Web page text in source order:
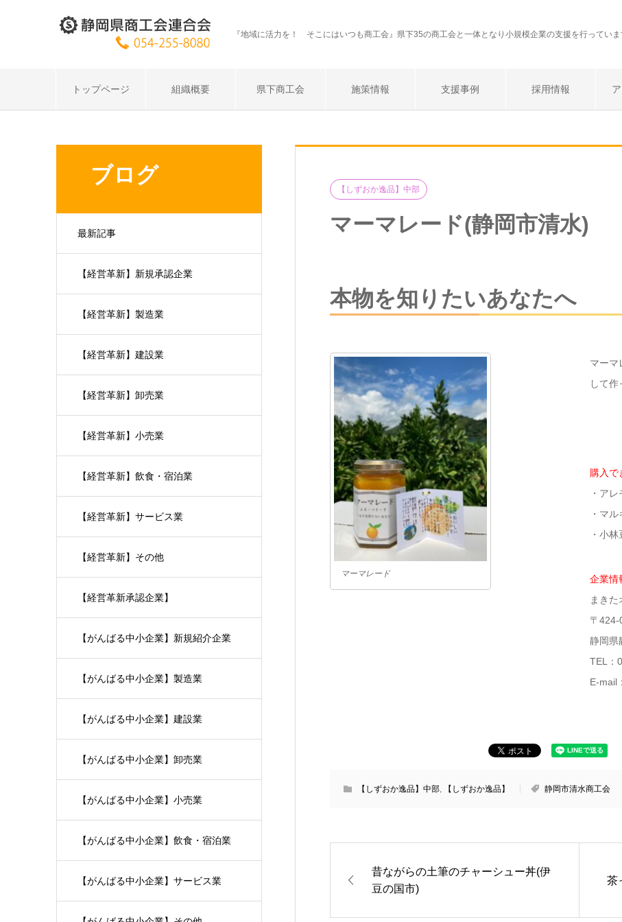
『地域に活力を！ そこにはいつも商工会』県下35の商工会と一体となり小規模企業の支援を行っていま
トップページ 組織概要 県下商工会 施策情報 支援事例 採用情報
ブログ
最新記事
【経営革新】新規承認企業
【経営革新】製造業
【経営革新】建設業
【経営革新】卸売業
【経営革新】小売業
【経営革新】飲食・宿泊業
【経営革新】サービス業
【経営革新】その他
【経営革新承認企業】
【がんばる中小企業】新規紹介企業
【がんばる中小企業】製造業
【がんばる中小企業】建設業
【がんばる中小企業】卸売業
【がんばる中小企業】小売業
【がんばる中小企業】飲食・宿泊業
【がんばる中小企業】サービス業
【しずおか逸品】中部
マーマレード(静岡市清水)
本物を知りたいあなたへ
マーマレード
マーマ
して作
購入で
・ア
・マ
・小
企業情
まきた
〒424-
静岡県
TEL：
E-mail
【しずおか逸品】中部, 【しずおか逸品】 静岡市清水商工会
昔ながらの土筆のチャーシュー丼(伊
豆の国市)
茶